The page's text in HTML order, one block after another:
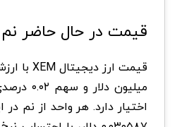
قیمت در حال حاضر نم
میلیون
اختیار دارد. هر واحد از نم